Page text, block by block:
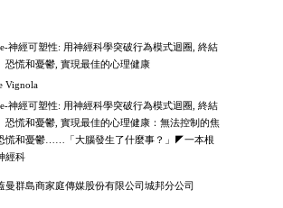
神經可塑性: 用神經科學突破行為模式迴圈, 終結
恐慌和憂鬱, 實現最佳的心理健康
Vignola
神經可塑性: 用神經科學突破行為模式迴圈, 終結
恐慌和憂鬱, 實現最佳的心理健康：無法控制的焦
慌和憂鬱……「大腦發生了什麼事？」◤一本根
經科
曼群島商家庭傳媒股份有限公司城邦分公司